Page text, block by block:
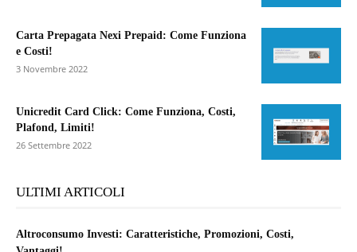
Carta Prepagata Nexi Prepaid: Come Funziona
e Costi!
3 Novembre 2022
Unicredit Card Click: Come Funziona, Costi,
Plafond, Limiti!
26 Settembre 2022
ULTIMI ARTICOLI
Altroconsumo Investi: Caratteristiche, Promozioni, Costi,